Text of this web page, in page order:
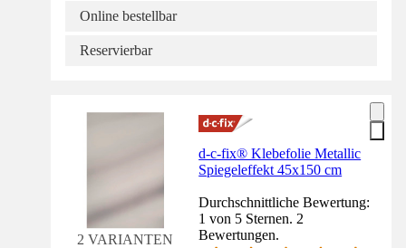
Online bestellbar
Reservierbar
2 VARIANTEN
d-c-fix® Klebefolie Metallic
Spiegeleffekt 45x150 cm
Durchschnittliche Bewertung:
1 von 5 Sternen. 2
Bewertungen.